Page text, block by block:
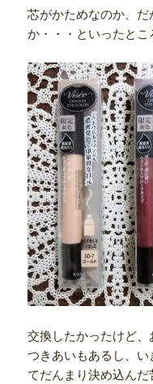
芯がかためなのか、
か・・・といったとこ
交換したかったけど
つきあいもあるし、
てだんまり決め込ん